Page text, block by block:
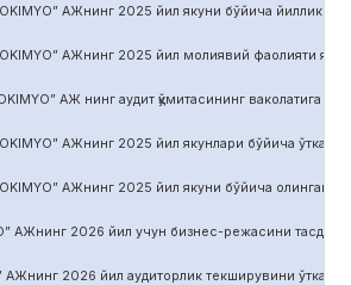
АЖнинг 2025 йил якуни бўйича йиллик
АЖнинг 2025 йил молиявий фаолияти якуни
АЖ нинг аудит қўмитасининг ваколатига
АЖнинг 2025 йил якунлари бўйича
АЖнинг 2025 йил якуни бўйича олинган соф
АЖнинг 2026 йил учун бизнес-режасини
АЖнинг 2026 йил аудиторлик текширувини